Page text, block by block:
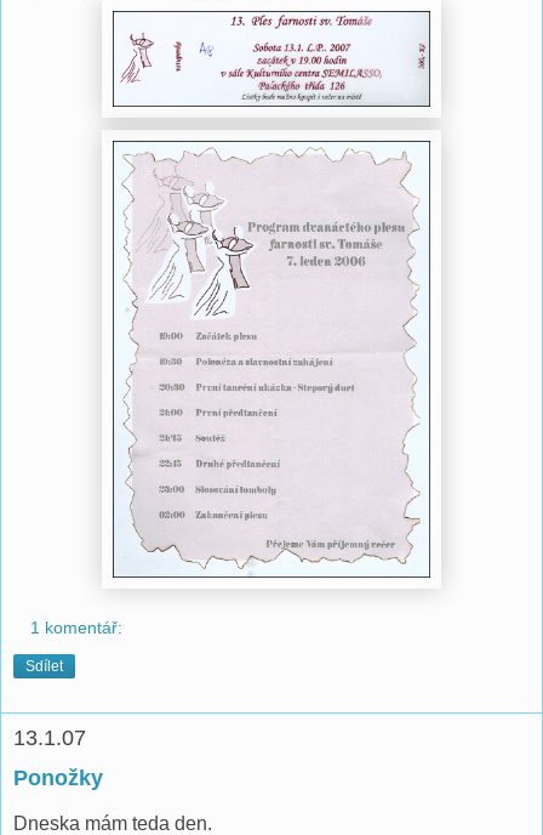
1 komentář:
Sdílet
13.1.07
Ponožky
Dneska mám teda den.